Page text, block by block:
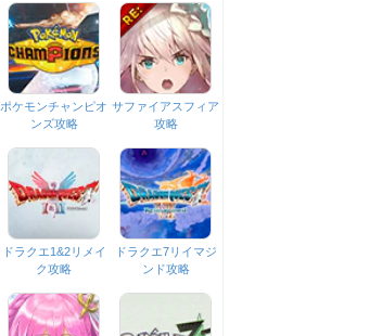
ポケモンチャンピオ
ンズ攻略
サファイアスフィア
攻略
ドラクエ1&2リメイ
ク攻略
ドラクエ7リイマジ
ンド攻略